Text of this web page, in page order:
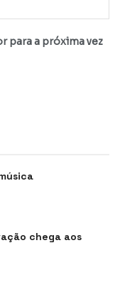
para a próxima vez
chega aos